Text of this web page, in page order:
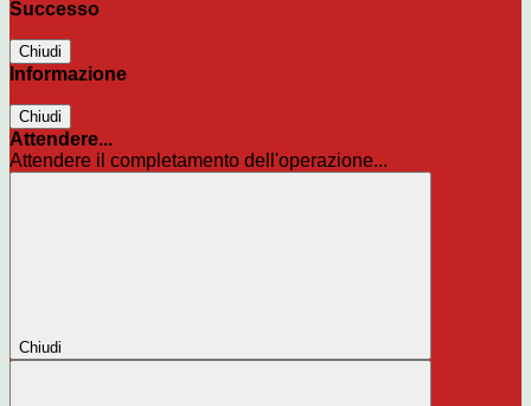
Successo
Chiudi
Informazione
Chiudi
Attendere...
Attendere il completamento dell'operazione...
Chiudi